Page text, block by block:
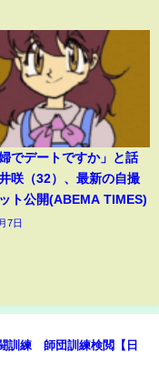
婦でデートですか」と話
咲（32）、最新の自撮
ト公開(ABEMA TIMES)
7日
訓練 師団訓練検閲【日